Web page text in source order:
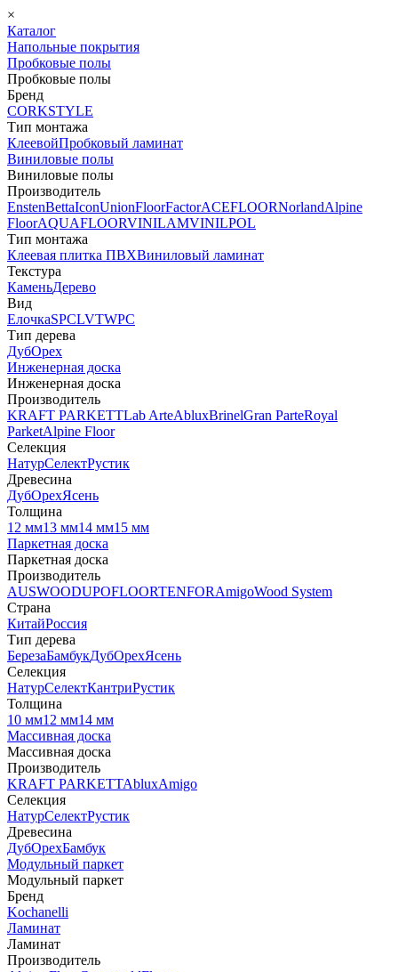
×
Каталог
Напольные покрытия
Пробковые полы
Пробковые полы
Бренд
CORKSTYLE
Тип монтажа
КлеевойПробковый ламинат
Виниловые полы
Виниловые полы
Производитель
EnstenBettaIconUnionFloorFactorACEFLOORNorlandAlpine
FloorAQUAFLOORVINILAMVINILPOL
Тип монтажа
Клеевая плитка ПВХВиниловый ламинат
Текстура
КаменьДерево
Вид
ЕлочкаSPCLVTWPC
Тип дерева
ДубОрех
Инженерная доска
Инженерная доска
Производитель
KRAFT PARKETTLab ArteAbluxBrinelGran ParteRoyal
ParketAlpine Floor
Селекция
НатурСелектРустик
Древесина
ДубОрехЯсень
Толщина
12 мм13 мм14 мм15 мм
Паркетная доска
Паркетная доска
Производитель
AUSWOODUPOFLOORTENFORAmigoWood System
Страна
КитайРоссия
Тип дерева
БерезаБамбукДубОрехЯсень
Селекция
НатурСелектКантриРустик
Толщина
10 мм12 мм14 мм
Массивная доска
Массивная доска
Производитель
KRAFT PARKETTAbluxAmigo
Селекция
НатурСелектРустик
Древесина
ДубОрехБамбук
Модульный паркет
Модульный паркет
Бренд
Kochanelli
Ламинат
Ламинат
Производитель